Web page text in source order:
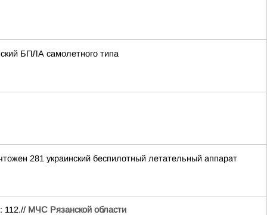
БПЛА самолетного типа
281 украинский беспилотный летательный аппарат
112.// МЧС Рязанской области